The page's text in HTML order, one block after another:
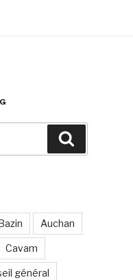
Auchan
Cavam
général